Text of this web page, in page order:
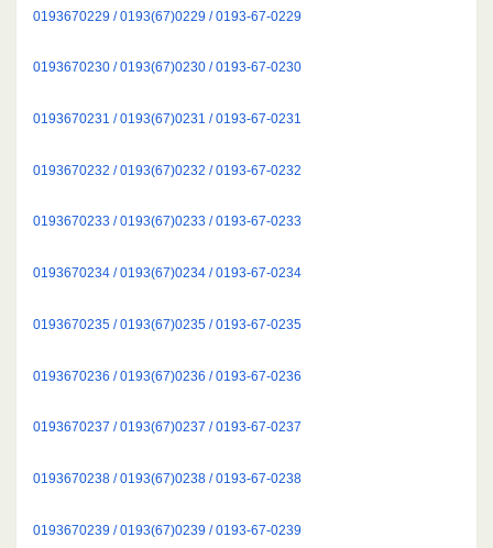
0193670229 / 0193(67)0229 / 0193-67-0229
0193670230 / 0193(67)0230 / 0193-67-0230
0193670231 / 0193(67)0231 / 0193-67-0231
0193670232 / 0193(67)0232 / 0193-67-0232
0193670233 / 0193(67)0233 / 0193-67-0233
0193670234 / 0193(67)0234 / 0193-67-0234
0193670235 / 0193(67)0235 / 0193-67-0235
0193670236 / 0193(67)0236 / 0193-67-0236
0193670237 / 0193(67)0237 / 0193-67-0237
0193670238 / 0193(67)0238 / 0193-67-0238
0193670239 / 0193(67)0239 / 0193-67-0239